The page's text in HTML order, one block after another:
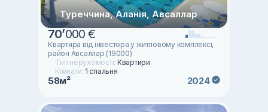
Туреччина, Аланія, Авсаллар
70’000 €
Квартира від інвестора у житловому комплексі,
район Авсаллар (19000)
Тип нерухомості: Квартири
Кімнати: 1 спальня
58м² 2024